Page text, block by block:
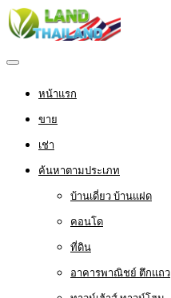
หน้าแรก
ขาย
เช่า
ค้นหาตามประเภท
บ้านเดี่ยว บ้านแฝด
คอนโด
ที่ดิน
อาคารพาณิชย์ ตึกแถว